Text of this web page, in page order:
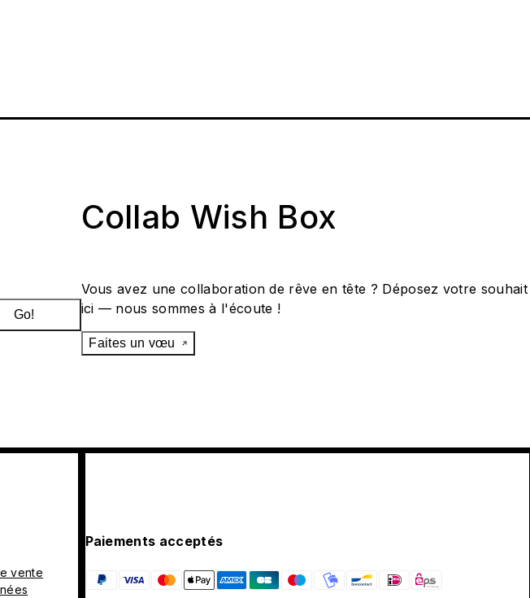
Go!
Collab Wish Box
Vous avez une collaboration de rêve en tête ? Déposez votre souhait
ici — nous sommes à l'écoute !
Faites un vœu
vente
Paiements acceptés